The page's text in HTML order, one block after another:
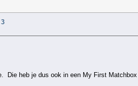
Die heb je dus ook in een My First